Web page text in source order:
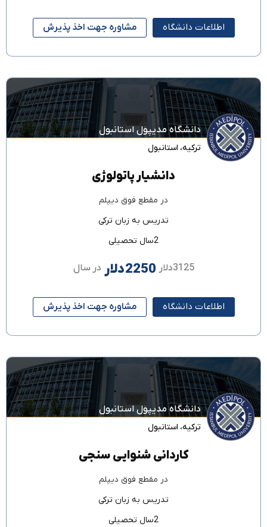
اطلاعات دانشگاه مشاوره جهت اخذ پذیرش
دانشگاه مدیپول استانبول
ترکیه، استانبول
دانشیار پاتولوژی
در مقطع فوق دیپلم
تدریس به زبان ترکی
2سال تحصیلی
3125دلار 2250دلار در سال
اطلاعات دانشگاه مشاوره جهت اخذ پذیرش
دانشگاه مدیپول استانبول
ترکیه، استانبول
کاردانی شنوایی سنجی
در مقطع فوق دیپلم
تدریس به زبان ترکی
2سال تحصیلی